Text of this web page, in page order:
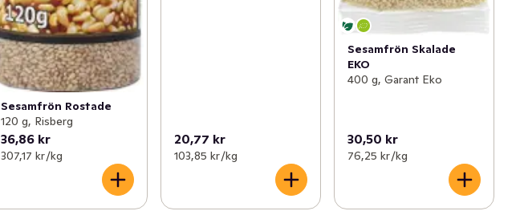
Sesamfrön Rostade
120 g, Risberg
36,86 kr
307,17 kr /kg
20,77 kr
103,85 kr /kg
Sesamfrön Skalade
EKO
400 g, Garant Eko
30,50 kr
76,25 kr /kg